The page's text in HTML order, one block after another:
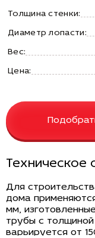
Толщина стенки:
Диаметр лопасти:
Вес:
Цена:
Техническое
Для
дома
мм,
трубы с
варьируется от